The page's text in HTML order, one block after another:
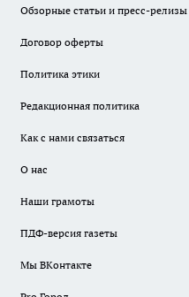
Обзорные статьи и пресс-релизы
Договор оферты
Политика этики
Редакционная политика
Как с нами связаться
О нас
Наши грамоты
ПДФ-версия газеты
Мы ВКонтакте